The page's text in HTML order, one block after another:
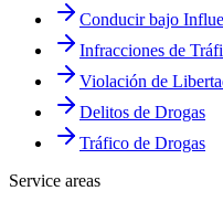
Conducir bajo
Infracciones de
Violación de
Delitos de Drogas
Tráfico de Drogas
Service areas